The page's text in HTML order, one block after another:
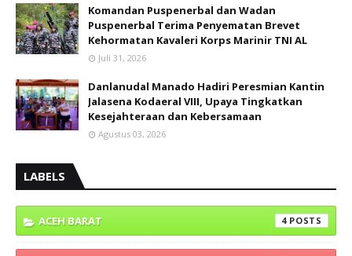
Komandan Puspenerbal dan Wadan
Puspenerbal Terima Penyematan Brevet
Kehormatan Kavaleri Korps Marinir TNI AL
Juli 31, 2026
Danlanudal Manado Hadiri Peresmian Kantin
Jalasena Kodaeral VIII, Upaya Tingkatkan
Kesejahteraan dan Kebersamaan
Agustus 03, 2026
LABELS
ACEH BARAT 4